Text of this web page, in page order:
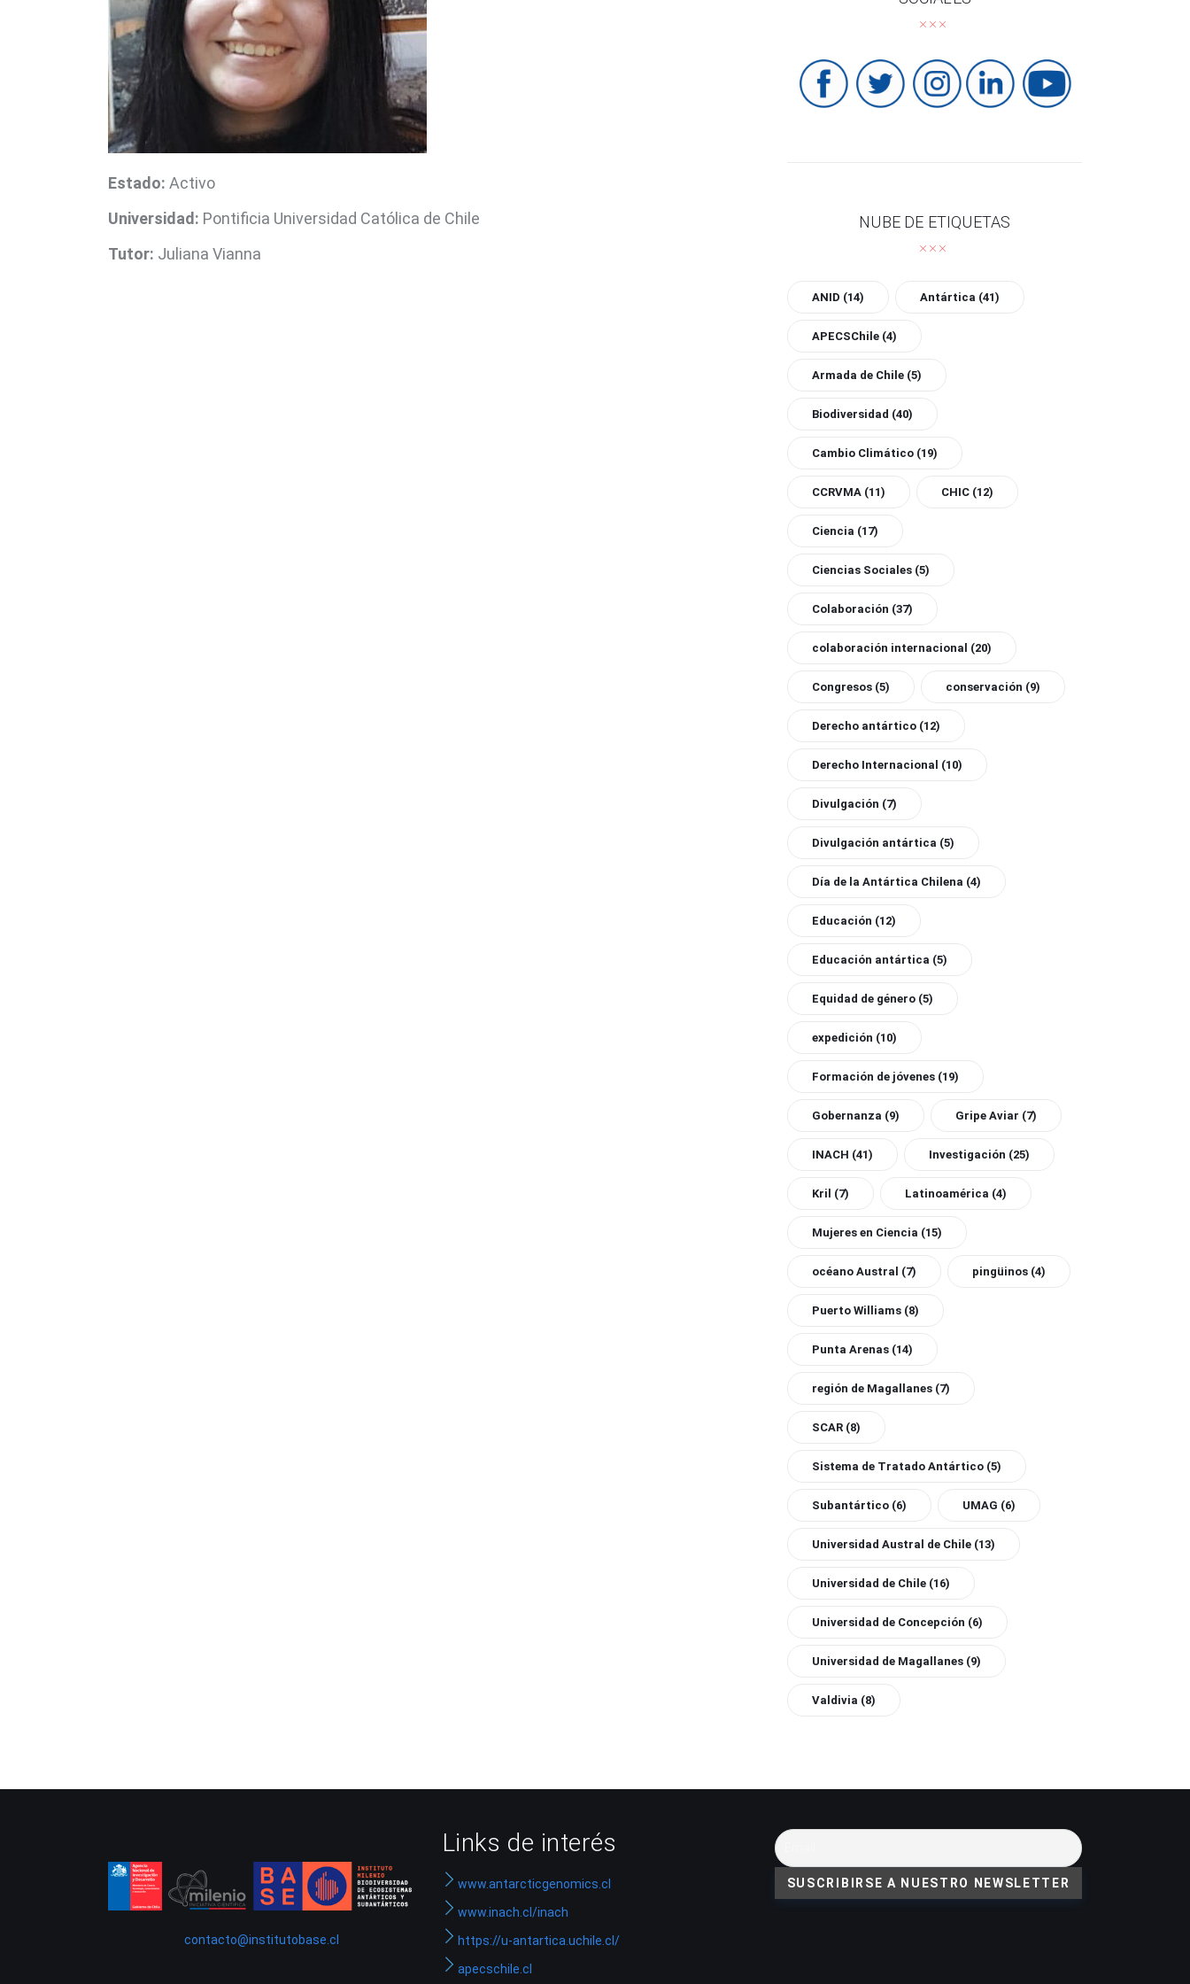
Estado: Activo
Universidad: Pontificia Universidad Católica de Chile
Tutor: Juliana Vianna
NUBE DE ETIQUETAS
ANID (14) Antártica (41)
APECSChile (4)
Armada de Chile (5)
Biodiversidad (40)
Cambio Climático (19)
CCRVMA (11) CHIC (12)
Ciencia (17)
Ciencias Sociales (5)
Colaboración (37)
colaboración internacional (20)
Congresos (5) conservación (9)
Derecho antártico (12)
Derecho Internacional (10)
Divulgación (7)
Divulgación antártica (5)
Día de la Antártica Chilena (4)
Educación (12)
Educación antártica (5)
Equidad de género (5)
expedición (10)
Formación de jóvenes (19)
Gobernanza (9) Gripe Aviar (7)
INACH (41) Investigación (25)
Kril (7) Latinoamérica (4)
Mujeres en Ciencia (15)
océano Austral (7) pingüinos (4)
Puerto Williams (8)
Punta Arenas (14)
región de Magallanes (7)
SCAR (8)
Sistema de Tratado Antártico (5)
Subantártico (6) UMAG (6)
Universidad Austral de Chile (13)
Universidad de Chile (16)
Universidad de Concepción (6)
Universidad de Magallanes (9)
Valdivia (8)
contacto@institutobase.cl
Links de interés
www.antarcticgenomics.cl
www.inach.cl/inach
https://u-antartica.uchile.cl/
apecschile.cl